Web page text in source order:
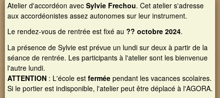
Concert des 20 ans
Les 20 ans de Galouvielle en images
Demander un nouveau mot de passe
Formulaire de recherche
Rechercher
Atelier d'accordéon avec Sylvie Frechou. Cet atelier s'adresse
aux accordéonistes assez autonomes sur leur instrument.
Le rendez-vous de rentrée est fixé au ?? octobre 2024.
La présence de Sylvie est prévue un lundi sur deux à partir de la
séance de rentrée. Les participants à l'atelier sont les bienvenue
l'autre lundi.
ATTENTION : L'école est fermée pendant les vacances scolaires.
Si le portier est indisponible, l'atelier peut être déplacé à l'AGORA.